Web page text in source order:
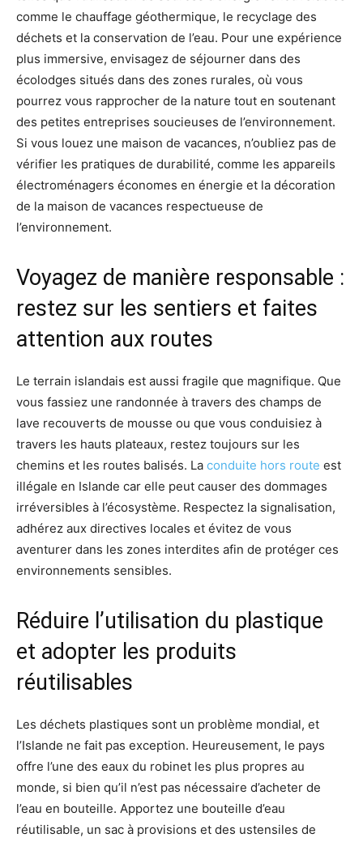
comme le chauffage géothermique, le recyclage des
déchets et la conservation de l’eau. Pour une expérience
plus immersive, envisagez de séjourner dans des
écolodges situés dans des zones rurales, où vous
pourrez vous rapprocher de la nature tout en soutenant
des petites entreprises soucieuses de l’environnement.
Si vous louez une maison de vacances, n’oubliez pas de
vérifier les pratiques de durabilité, comme les appareils
électroménagers économes en énergie et la décoration
de la maison de vacances respectueuse de
l’environnement.
Voyagez de manière responsable :
restez sur les sentiers et faites
attention aux routes
Le terrain islandais est aussi fragile que magnifique. Que
vous fassiez une randonnée à travers des champs de
lave recouverts de mousse ou que vous conduisiez à
travers les hauts plateaux, restez toujours sur les
chemins et les routes balisés. La conduite hors route est
illégale en Islande car elle peut causer des dommages
irréversibles à l’écosystème. Respectez la signalisation,
adhérez aux directives locales et évitez de vous
aventurer dans les zones interdites afin de protéger ces
environnements sensibles.
Réduire l’utilisation du plastique
et adopter les produits
réutilisables
Les déchets plastiques sont un problème mondial, et
l’Islande ne fait pas exception. Heureusement, le pays
offre l’une des eaux du robinet les plus propres au
monde, si bien qu’il n’est pas nécessaire d’acheter de
l’eau en bouteille. Apportez une bouteille d’eau
réutilisable, un sac à provisions et des ustensiles de